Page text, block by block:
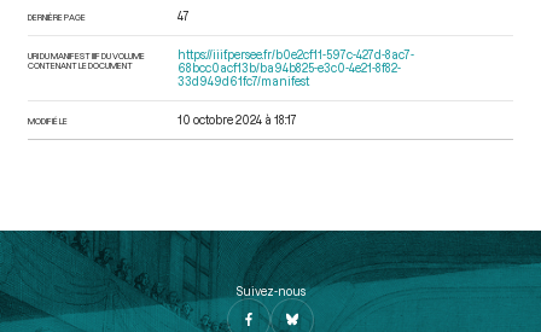
DERNIÈRE PAGE 47
URI DU MANIFEST IIIF DU VOLUME
CONTENANT LE DOCUMENT
https://iiif.persee.fr/b0e2cf11-597c-427d-8ac7-
68bcc0acf13b/ba94b825-e3c0-4e21-8f82-
33d949d61fc7/manifest
MODIFIÉ LE 10 octobre 2024 à 18:17
Suivez-nous